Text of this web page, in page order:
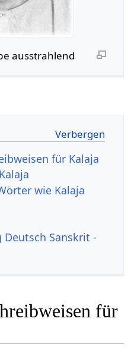
ausstrahlend
für Kalaja
wie Kalaja
Sanskrit -
für